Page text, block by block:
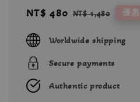
Sale
NT$ 480 Regular
NT$ 1,480 優惠
Worldwide shipping
Secure payments
Authentic product